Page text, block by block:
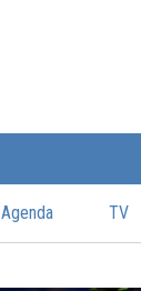
Agenda TV